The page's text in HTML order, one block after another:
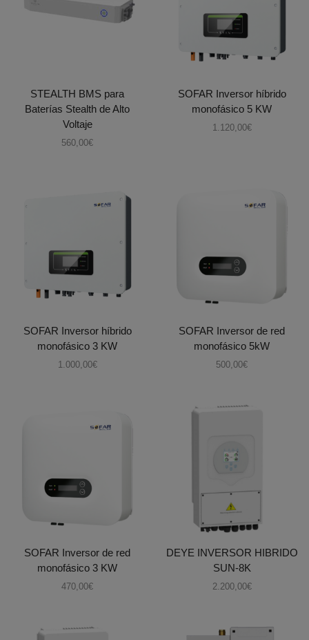
STEALTH BMS para
Baterías Stealth de Alto
Voltaje
560,00€
SOFAR Inversor híbrido
monofásico 5 KW
1.120,00€
SOFAR Inversor híbrido
monofásico 3 KW
1.000,00€
SOFAR Inversor de red
monofásico 5kW
500,00€
SOFAR Inversor de red
monofásico 3 KW
470,00€
DEYE INVERSOR HIBRIDO
SUN-8K
2.200,00€